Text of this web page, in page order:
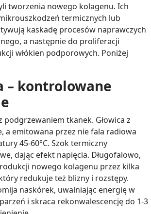
tworzenia nowego kolagenu. Ich
termicznych lub
kaskadę procesów naprawczych
a następnie do proliferacji
włókien podporowych. Poniżej
– kontrolowane
podgrzewaniem tkanek. Głowica z
a emitowana przez nie fala radiowa
45-60°C. Szok termiczny
dając efekt napięcia. Długofalowo,
nowego kolagenu przez kilka
redukuje też blizny i rozstępy.
naskórek, uwalniając energię w
i skraca rekonwalescencję do 1-3